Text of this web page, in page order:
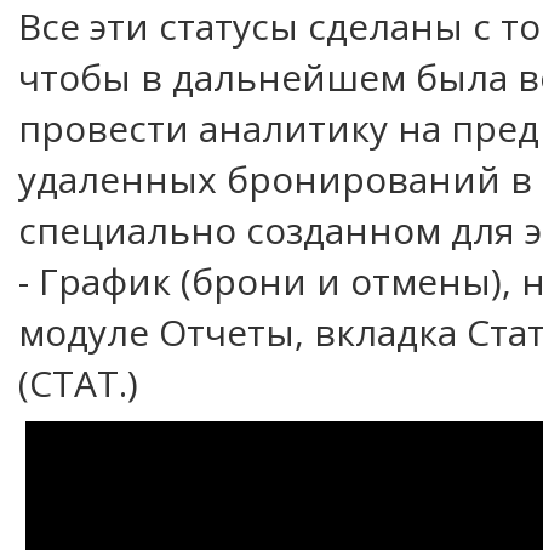
Все эти статусы сделаны с
чтобы в дальнейшем была
провести аналитику на
удаленных бронирований в
специально созданном для
- График (брони и отмены),
модуле Отчеты, вкладка
(СТАТ.)